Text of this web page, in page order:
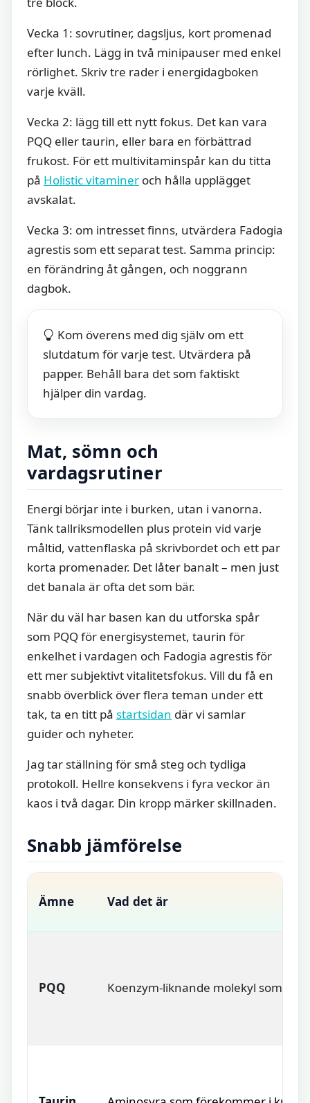
Vecka 1: sovrutiner, dagsljus, kort promenad
efter lunch. Lägg in två minipauser med enkel
rörlighet. Skriv tre rader i energidagboken
varje kväll.
Vecka 2: lägg till ett nytt fokus. Det kan vara
PQQ eller taurin, eller bara en förbättrad
frukost. För ett multivitaminspår kan du titta
på Holistic vitaminer och hålla upplägget
avskalat.
Vecka 3: om intresset finns, utvärdera Fadogia
agrestis som ett separat test. Samma princip:
en förändring åt gången, och noggrann
dagbok.
Kom överens med dig själv om ett
slutdatum för varje test. Utvärdera på
papper. Behåll bara det som faktiskt
hjälper din vardag.
Mat, sömn och
vardagsrutiner
Energi börjar inte i burken, utan i vanorna.
Tänk tallriksmodellen plus protein vid varje
måltid, vattenflaska på skrivbordet och ett par
korta promenader. Det låter banalt – men just
det banala är ofta det som bär.
När du väl har basen kan du utforska spår
som PQQ för energisystemet, taurin för
enkelhet i vardagen och Fadogia agrestis för
ett mer subjektivt vitalitetsfokus. Vill du få en
snabb överblick över flera teman under ett
tak, ta en titt på startsidan där vi samlar
guider och nyheter.
Jag tar ställning för små steg och tydliga
protokoll. Hellre konsekvens i fyra veckor än
kaos i två dagar. Din kropp märker skillnaden.
Snabb jämförelse
Ämne Vad det är
PQQ Koenzym-liknande molekyl som